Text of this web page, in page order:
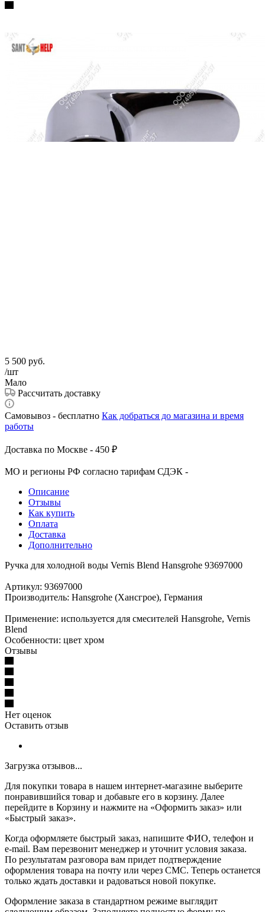
5 500 руб.
/шт
Мало
Рассчитать доставку
Самовывоз - бесплатно Как добраться до магазина и время
работы
Доставка по Москве - 450 ₽
МО и регионы РФ согласно тарифам СДЭК -
Описание
Отзывы
Как купить
Оплата
Доставка
Дополнительно
Ручка для холодной воды Vernis Blend Hansgrohe 93697000
Артикул: 93697000
Производитель: Hansgrohe (Хансгрое), Германия
Применение: используется для смесителей Hansgrohe, Vernis
Blend
Особенности: цвет хром
Отзывы
Нет оценок
Оставить отзыв
Загрузка отзывов...
Для покупки товара в нашем интернет-магазине выберите
понравившийся товар и добавьте его в корзину. Далее
перейдите в Корзину и нажмите на «Оформить заказ» или
«Быстрый заказ».
Когда оформляете быстрый заказ, напишите ФИО, телефон и
e-mail. Вам перезвонит менеджер и уточнит условия заказа.
По результатам разговора вам придет подтверждение
оформления товара на почту или через СМС. Теперь останется
только ждать доставки и радоваться новой покупке.
Оформление заказа в стандартном режиме выглядит